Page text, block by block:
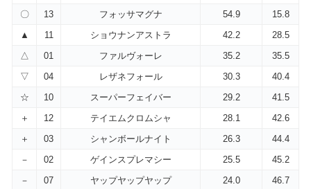
〇
13 フォッサマグナ 54.9
15.8
▲
11 ショウナンアストラ 42.2
28.5
△
01 ファルヴォーレ 35.2
35.5
▽
04 レザネフォール 30.3
40.4
☆
10 スーパーフェイバー 29.2
41.5
＋
12 テイエムクロムシャ 28.1
42.6
＋
03 シャンボールナイト 26.3
44.4
－
02 ゲインスプレマシー 25.5
45.2
－
07 ヤップヤップヤップ 24.0
46.7